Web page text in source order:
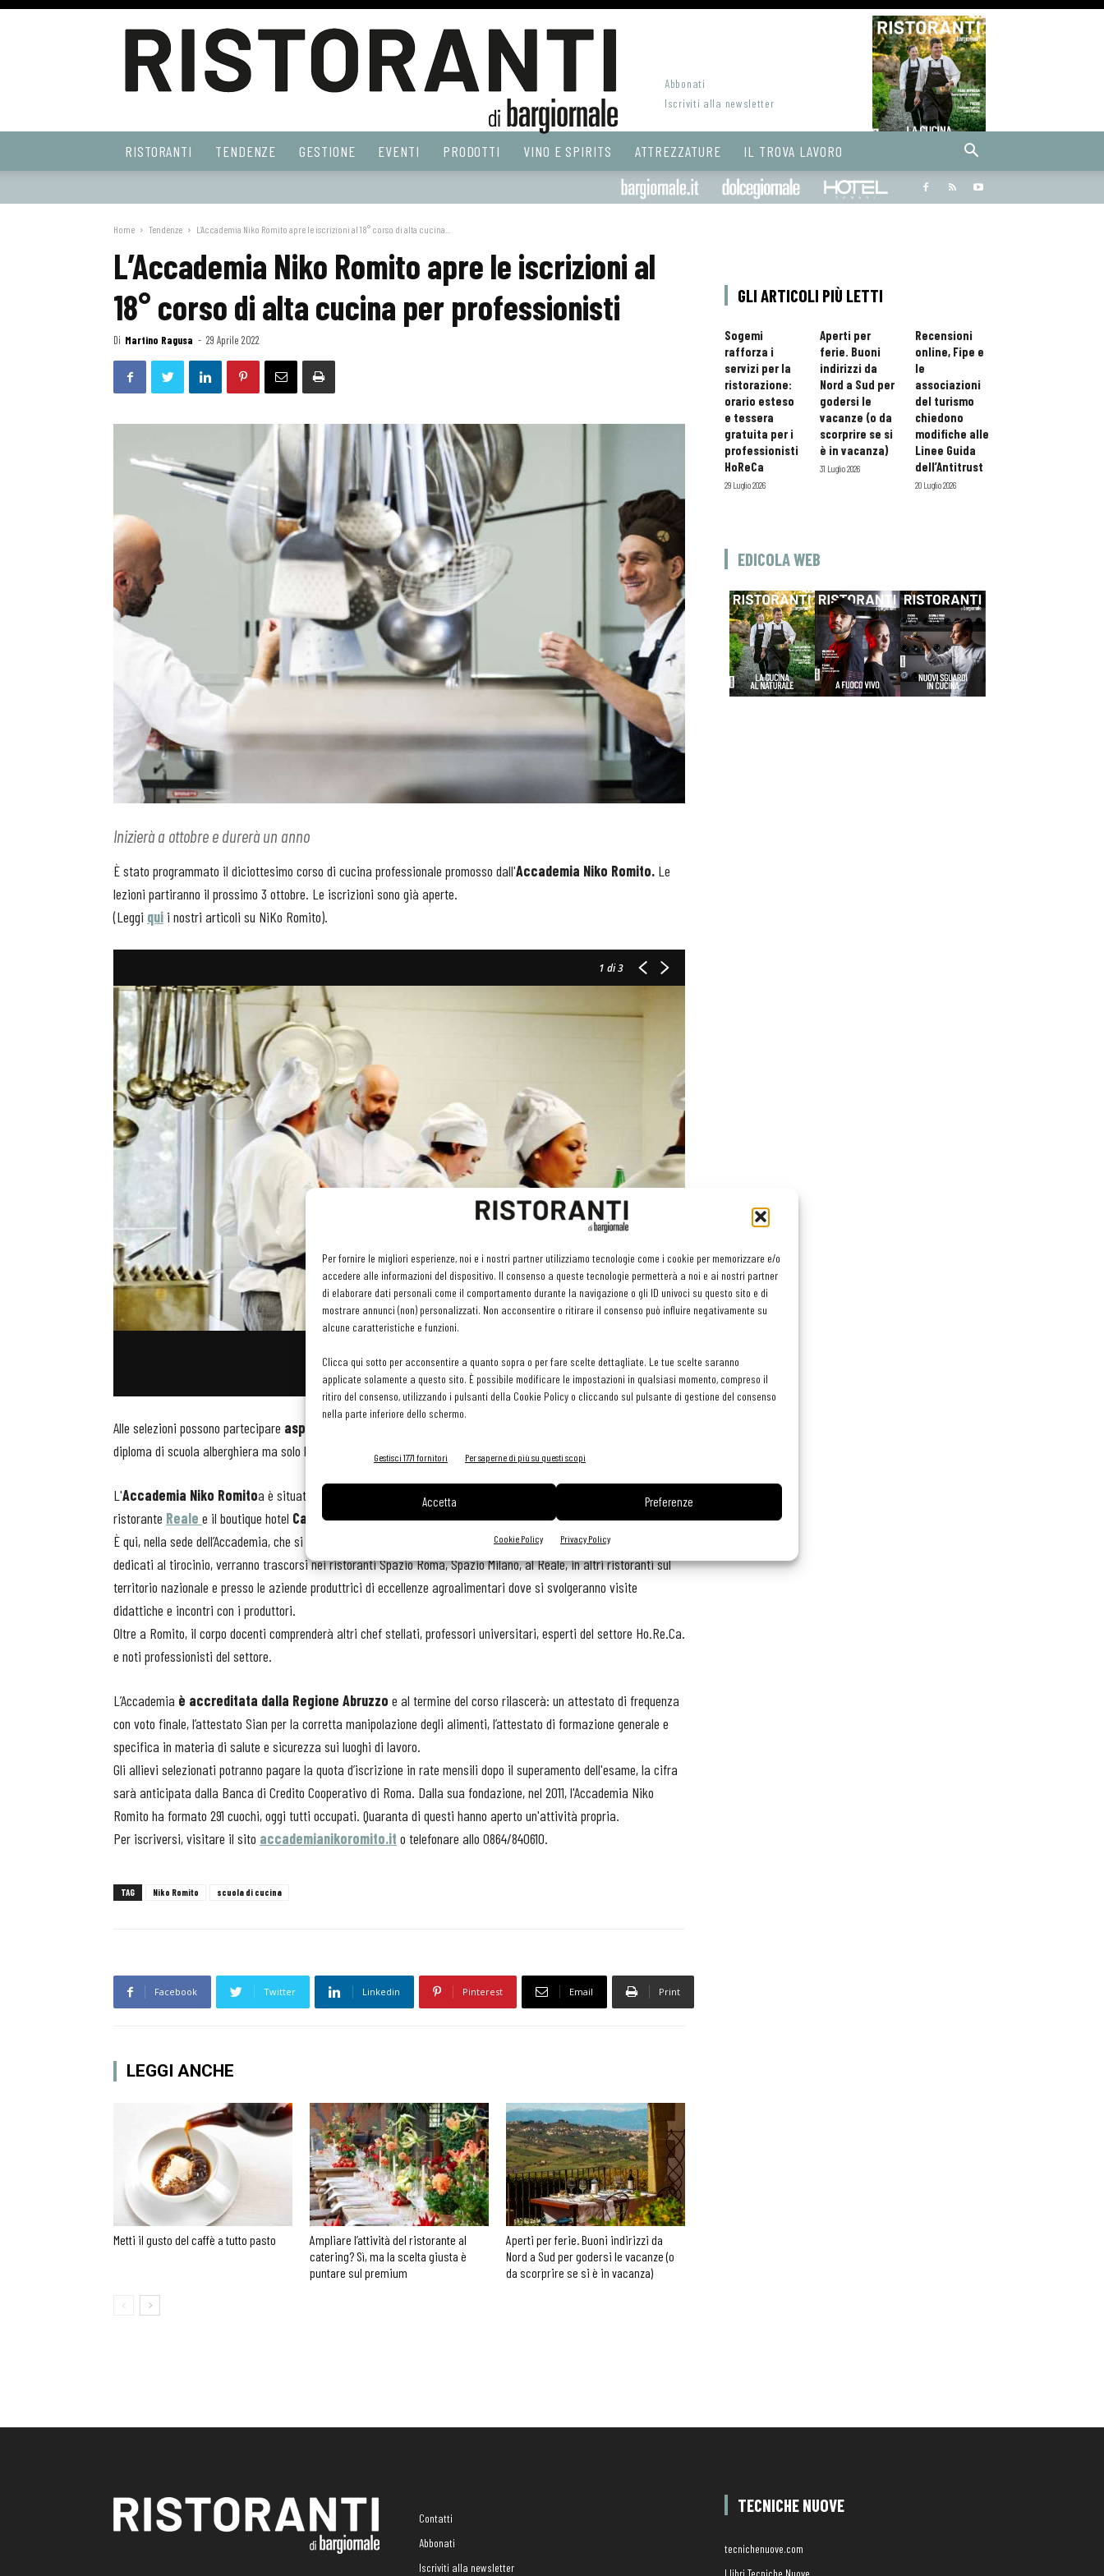
Per fornire le migliori esperienze, noi e i nostri partner utilizziamo tecnologie come i cookie per memorizzare e/o
accedere alle informazioni del dispositivo. Il consenso a queste tecnologie permetterà a noi e ai nostri partner
di elaborare dati personali come il comportamento durante la navigazione o gli ID univoci su questo sito e di
mostrare annunci (non) personalizzati. Non acconsentire o ritirare il consenso può influire negativamente su
alcune caratteristiche e funzioni.
Clicca qui sotto per acconsentire a quanto sopra o per fare scelte dettagliate. Le tue scelte saranno
applicate solamente a questo sito. È possibile modificare le impostazioni in qualsiasi momento, compreso il
ritiro del consenso, utilizzando i pulsanti della Cookie Policy o cliccando sul pulsante di gestione del consenso
nella parte inferiore dello schermo.
Gestisci 1771 fornitori Per saperne di più su questi scopi
Accetta Preferenze
Cookie Policy Privacy Policy
Web
Abbonati
Iscriviti alla newsletter
RISTORANTI TENDENZE GESTIONE EVENTI PRODOTTI VINO E SPIRITS ATTREZZATURE IL TROVA LAVORO
Bargiornale dolcegiornale
Home Tendenze L’Accademia Niko Romito apre le iscrizioni al 18° corso di alta cucina...
L’Accademia Niko Romito apre le iscrizioni al
18° corso di alta cucina per professionisti
Di Martino Ragusa - 29 Aprile 2022
Inizierà a ottobre e durerà un anno
È stato programmato il diciottesimo corso di cucina professionale promosso dall'Accademia Niko Romito. Le
lezioni partiranno il prossimo 3 ottobre. Le iscrizioni sono già aperte.
(Leggi qui i nostri articoli su NiKo Romito).
1 di 3
Alle selezioni possono partecipare aspiranti cuochi di età compresa tra i 18 e i 35 anni
diploma di scuola alberghiera ma solo la licenza media e soprattutto tanta passione per questo lavoro.
L'Accademia Niko Romitoa è situata in un ex monastero a Castel di Sangro
(Aq), dove hanno anche sede il
ristorante Reale e il boutique hotel Casadonna.
È qui, nella sede dell’Accademia, che si svolgeranno le lezioni si svolgono per sei mesi, mentre gli altri sei mesi,
dedicati al tirocinio, verranno trascorsi nei ristoranti Spazio Roma, Spazio Milano, al Reale, in altri ristoranti sul
territorio nazionale e presso le aziende produttrici di eccellenze agroalimentari dove si svolgeranno visite
didattiche e incontri con i produttori.
Oltre a Romito, il corpo docenti comprenderà altri chef stellati, professori universitari, esperti del settore Ho.Re.Ca.
e noti professionisti del settore.
L’Accademia è accreditata dalla Regione Abruzzo e al termine del corso rilascerà: un attestato di frequenza
con voto finale, l’attestato Sian per la corretta manipolazione degli alimenti, l’attestato di formazione generale e
specifica in materia di salute e sicurezza sui luoghi di lavoro.
Gli allievi selezionati potranno pagare la quota d’iscrizione in rate mensili dopo il superamento dell'esame, la cifra
sarà anticipata dalla Banca di Credito Cooperativo di Roma. Dalla sua fondazione, nel 2011, l'Accademia Niko
Romito ha formato 291 cuochi, oggi tutti occupati. Quaranta di questi hanno aperto un'attività propria.
Per iscriversi, visitare il sito accademianikoromito.it o telefonare allo 0864/840610.
TAG Niko Romito scuola di cucina
Facebook Twitter Linkedin Pinterest Email Print
LEGGI ANCHE
Metti il gusto del caffè a tutto pasto
Ampliare l’attività del ristorante al
catering? Sì, ma la scelta giusta è
puntare sul premium
Aperti per ferie. Buoni indirizzi da
Nord a Sud per godersi le vacanze (o
da scorprire se si è in vacanza)
GLI ARTICOLI PIÙ LETTI
Sogemi
rafforza i
servizi per la
ristorazione:
orario esteso
e tessera
gratuita per i
professionisti
HoReCa
29 Luglio 2026
Aperti per
ferie. Buoni
indirizzi da
Nord a Sud per
godersi le
vacanze (o da
scorprire se si
è in vacanza)
31 Luglio 2026
Recensioni
online, Fipe e
le
associazioni
del turismo
chiedono
modifiche alle
Linee Guida
dell’Antitrust
20 Luglio 2026
EDICOLA WEB
Contatti
Abbonati
Iscriviti alla newsletter
TECNICHE NUOVE
tecnichenuove.com
I libri Tecniche Nuove